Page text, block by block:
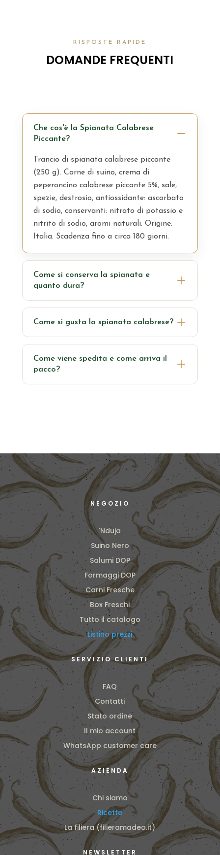
pagina
RISPOSTE RAPIDE
DOMANDE FREQUENTI
Che cos'è la Spianata Calabrese
Piccante?
Trancio di spianata calabrese piccante
(250 g). Carne di suino, crema di
peperoncino calabrese piccante 5%, sale,
spezie, destrosio, antiossidante: ascorbato
di sodio, conservanti: nitrato di potassio e
nitrito di sodio, aromi naturali. Origine:
Italia. Scadenza fino a circa 180 giorni.
Come si conserva la spianata e
quanto dura?
Conserva in frigorifero tra +4°C e +8°C
(scadenza indicata in etichetta, fino a circa
l'apertura copri la parte tagliata con
pellicola e consumala entro pochi giorni.
Come si gusta la spianata calabrese?
Si affetta e si gusta al naturale: ottima su
taglieri, nel panino e come aperitivo. La
pasta compatta e il piccante la rendono
Come viene spedita e come arriva il
pacco?
79,90 €.
NEGOZIO
'Nduja
Suino Nero
Salumi DOP
Formaggi DOP
Carni Fresche
Box Freschi
Tutto il catalogo
Listino prezzi
SERVIZIO CLIENTI
FAQ
Contatti
Stato ordine
Il mio account
WhatsApp customer care
AZIENDA
Chi siamo
Ricette
La filiera (filieramadeo.it)
NEWSLETTER